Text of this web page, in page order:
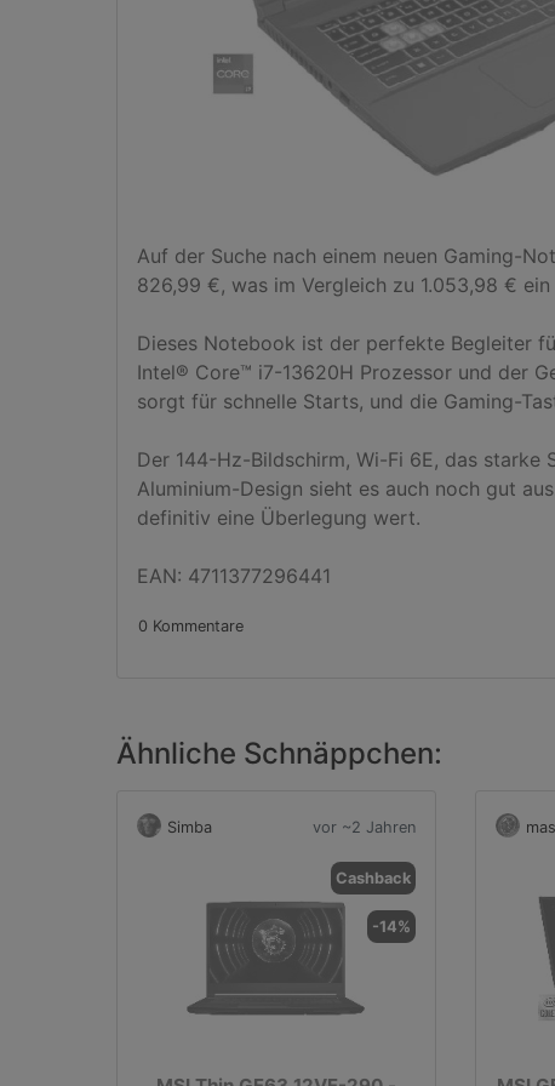
Auf der Suche nach einem neuen Gaming-
826,99 €, was im Vergleich zu 1.053,98 €
Dieses Notebook ist der perfekte Begleiter
Intel® Core™ i7-13620H Prozessor und der
sorgt für schnelle Starts, und die Gaming-
Der 144-Hz-Bildschirm, Wi-Fi 6E, das starke
Aluminium-Design sieht es auch noch gut
definitiv eine Überlegung wert.
EAN: 4711377296441
0 Kommentare
Ähnliche Schnäppchen:
Simba vor ~2 Jahren
Cashback
-14%